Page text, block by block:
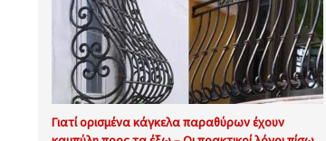
Γιατί ορισμένα κάγκελα παραθύρων έχουν